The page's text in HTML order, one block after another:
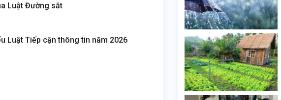
Luật Đường sắt
Luật Tiếp cận thông tin năm 2026